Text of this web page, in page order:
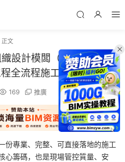
正文
設計模闆（可直接套用）
全流程施工方案資料
169 推廣
份專業、完整、可直接落地的施工
心籌碼，也是現場管控質量、安